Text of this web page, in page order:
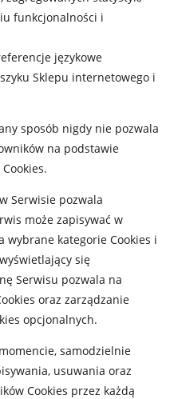
funkcjonalności i
językowe
Sklepu internetowego i
sposób nigdy nie pozwala
na podstawie
Serwisie pozwala
może zapisywać w
wybrane kategorie Cookies i
się
Serwisu pozwala na
oraz zarządzanie
opcjonalnych.
samodzielnie
usuwania oraz
Cookies przez każdą